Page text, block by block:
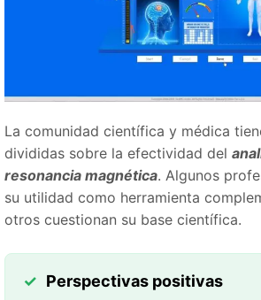
La comunidad científica y médica
divididas sobre la efectividad del
resonancia magnética. Algunos
su utilidad como herramienta
otros cuestionan su base científica.
Perspectivas positivas